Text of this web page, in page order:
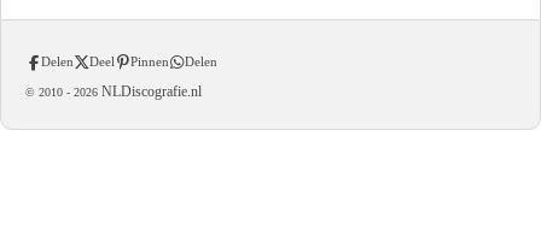
Delen Deel Pinnen Delen
© 2010 - 2026 NLDiscografie.nl